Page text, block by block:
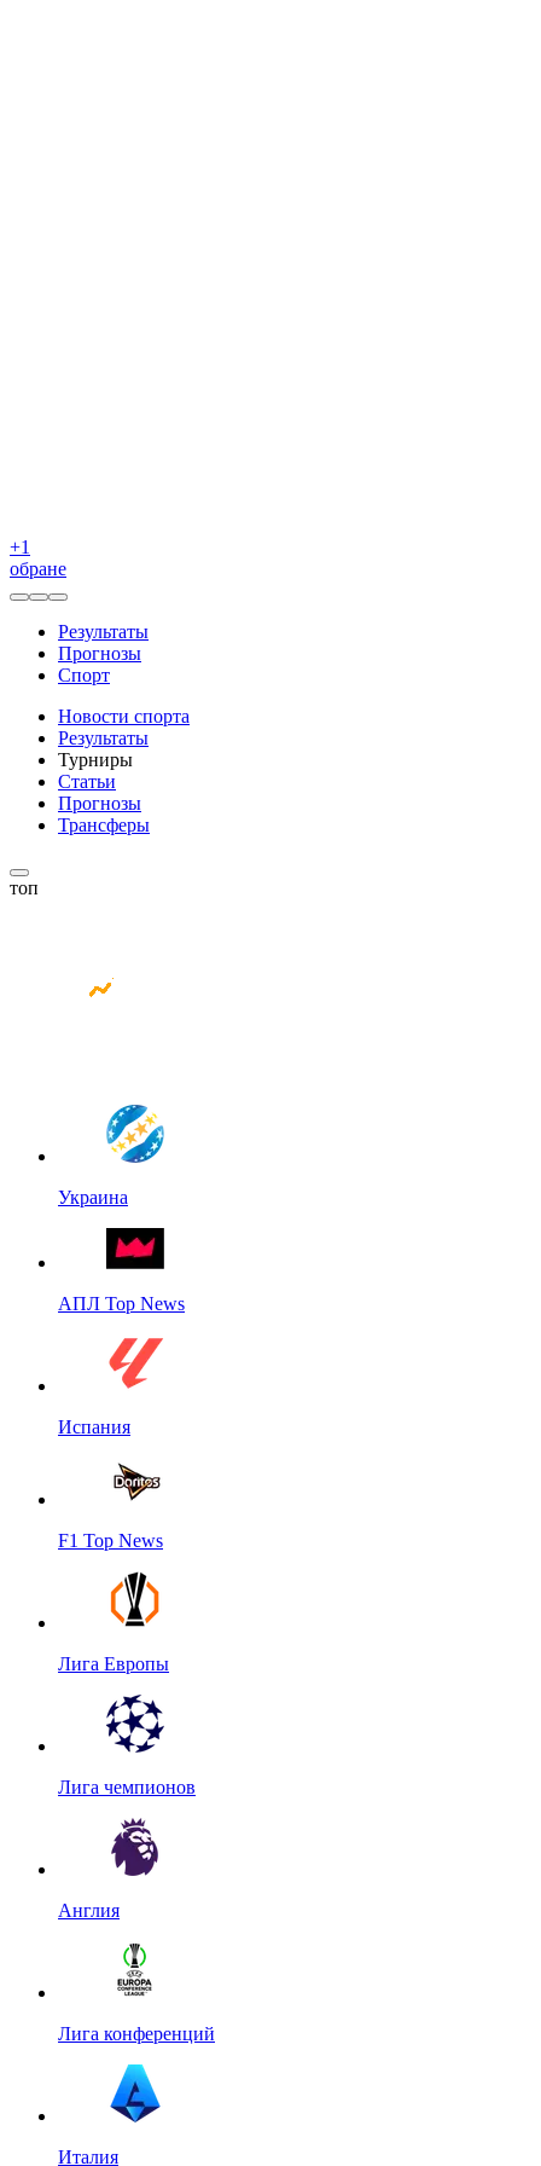
+1
обране
Результаты
Прогнозы
Спорт
Новости спорта
Результаты
Турниры
Статьи
Прогнозы
Трансферы
топ
Украина
АПЛ Top News
Испания
F1 Top News
Лига Европы
Лига чемпионов
Англия
Лига конференций
Италия